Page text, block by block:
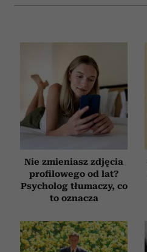
Nie zmieniasz zdjęcia
profilowego od lat?
Psycholog tłumaczy, co
to oznacza